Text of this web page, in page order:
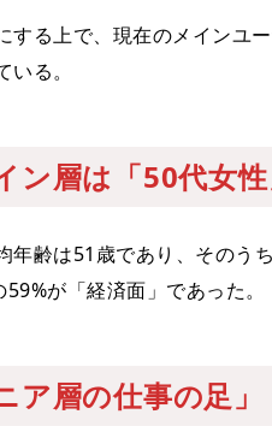
する上で、現在のメインユ
る。
ン層は「50代女性
年齢は51歳であり、そのう
が「経済面」であった。
ア層の仕事の足」